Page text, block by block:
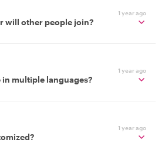
1 year ago
will other people join?
1 year ago
multiple languages?
1 year ago